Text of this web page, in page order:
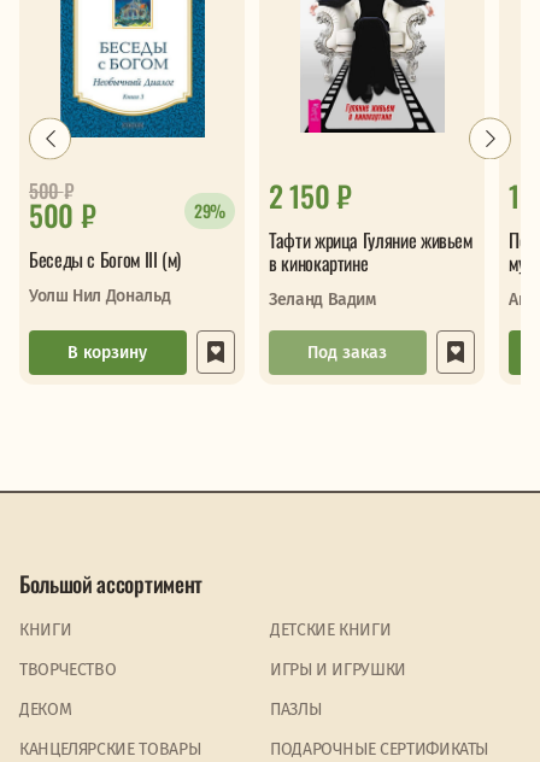
500 ₽
500₽
29%
Беседы с Богом III (м)
Уолш Нил Дональд
В корзину
2 150 ₽
Тафти жрица Гуляние живьем
в кинокартине
Зеланд Вадим
Под заказ
1
Большой ассортимент
КНИГИ
ДЕТСКИЕ КНИГИ
ТВОРЧЕСТВО
ИГРЫ И ИГРУШКИ
ДЕКОМ
ПАЗЛЫ
КАНЦЕЛЯРСКИЕ ТОВАРЫ
ПОДАРОЧНЫЕ СЕРТИФИКАТЫ